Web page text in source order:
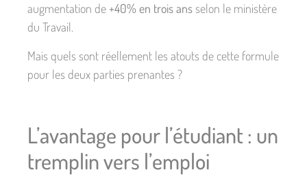
augmentation de+40% en trois ans selon le ministère
du Travail.
Mais quels sont réellement les atouts de cette formule
pour les deux parties prenantes ?
L’avantage pour l’étudiant : un
tremplin vers l’emploi